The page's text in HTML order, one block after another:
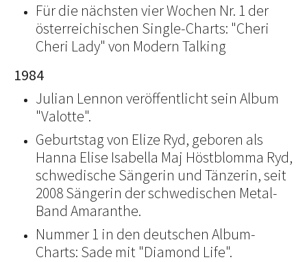
Für die nächsten vier Wochen Nr. 1 der
österreichischen Single-Charts: "Cheri
Cheri Lady" von Modern Talking
1984
Julian Lennon veröffentlicht sein Album
"Valotte".
Geburtstag von Elize Ryd, geboren als
Hanna Elise Isabella Maj Höstblomma Ryd,
schwedische Sängerin und Tänzerin, seit
2008 Sängerin der schwedischen Metal-
Band Amaranthe.
Nummer 1 in den deutschen Album-
Charts: Sade mit "Diamond Life".